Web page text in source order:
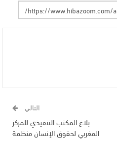
التالي
بلاغ المكتب التنفيذي للمركز
المغربي لحقوق الإنسان منظمة